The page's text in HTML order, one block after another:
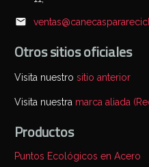
Otros sitios oficiales
Visita nuestro sitio anterior
Visita nuestra marca aliada
Productos
Puntos Ecológicos en Acero